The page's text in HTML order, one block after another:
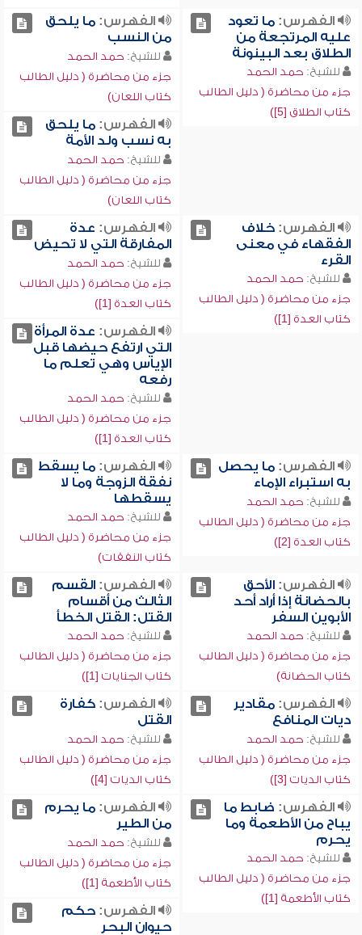
الفهرس:ما تعود
عليه المرتجعة من
الطلاق بعد البينونة
للشيخ: حمد الحمد
جزء من محاضرة ( دليل الطالب
كتاب الطلاق [5])
الفهرس:ما يلحق
من النسب
للشيخ: حمد الحمد
جزء من محاضرة ( دليل الطالب
كتاب اللعان)
الفهرس:ما يلحق
به نسب ولد الأمة
للشيخ: حمد الحمد
جزء من محاضرة ( دليل الطالب
كتاب اللعان)
الفهرس:خلاف
الفقهاء في معنى
القرء
للشيخ: حمد الحمد
جزء من محاضرة ( دليل الطالب
كتاب العدة [1])
الفهرس: عدة
المفارقة التي لا تحيض
للشيخ: حمد الحمد
جزء من محاضرة ( دليل الطالب
كتاب العدة [1])
الفهرس: عدة المرأة
التي ارتفع حيضها قبل
الإياس وهي تعلم ما
رفعه
للشيخ: حمد الحمد
جزء من محاضرة ( دليل الطالب
كتاب العدة [1])
الفهرس:ما يحصل
به استبراء الإماء
للشيخ: حمد الحمد
جزء من محاضرة ( دليل الطالب
كتاب العدة [2])
الفهرس:ما يسقط
نفقة الزوجة وما لا
يسقطها
للشيخ: حمد الحمد
جزء من محاضرة ( دليل الطالب
كتاب النفقات)
الفهرس:الأحق
بالحضانة إذا أراد أحد
الأبوين السفر
للشيخ: حمد الحمد
جزء من محاضرة ( دليل الطالب
كتاب الحضانة)
الفهرس:القسم
الثالث من أقسام
القتل: القتل الخطأ
للشيخ: حمد الحمد
جزء من محاضرة ( دليل الطالب
كتاب الجنايات [1])
الفهرس:مقادير
ديات المنافع
للشيخ: حمد الحمد
جزء من محاضرة ( دليل الطالب
كتاب الديات [3])
الفهرس:كفارة
القتل
للشيخ: حمد الحمد
جزء من محاضرة ( دليل الطالب
كتاب الديات [4])
الفهرس: ضابط ما
يباح من الأطعمة وما
يحرم
للشيخ: حمد الحمد
جزء من محاضرة ( دليل الطالب
كتاب الأطعمة [1])
الفهرس:ما يحرم
من الطير
للشيخ: حمد الحمد
جزء من محاضرة ( دليل الطالب
كتاب الأطعمة [1])
الفهرس:حكم
حيوان البحر